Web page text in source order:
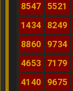
8547
5521
1434
8249
8860
9734
4653
7179
4140
9675